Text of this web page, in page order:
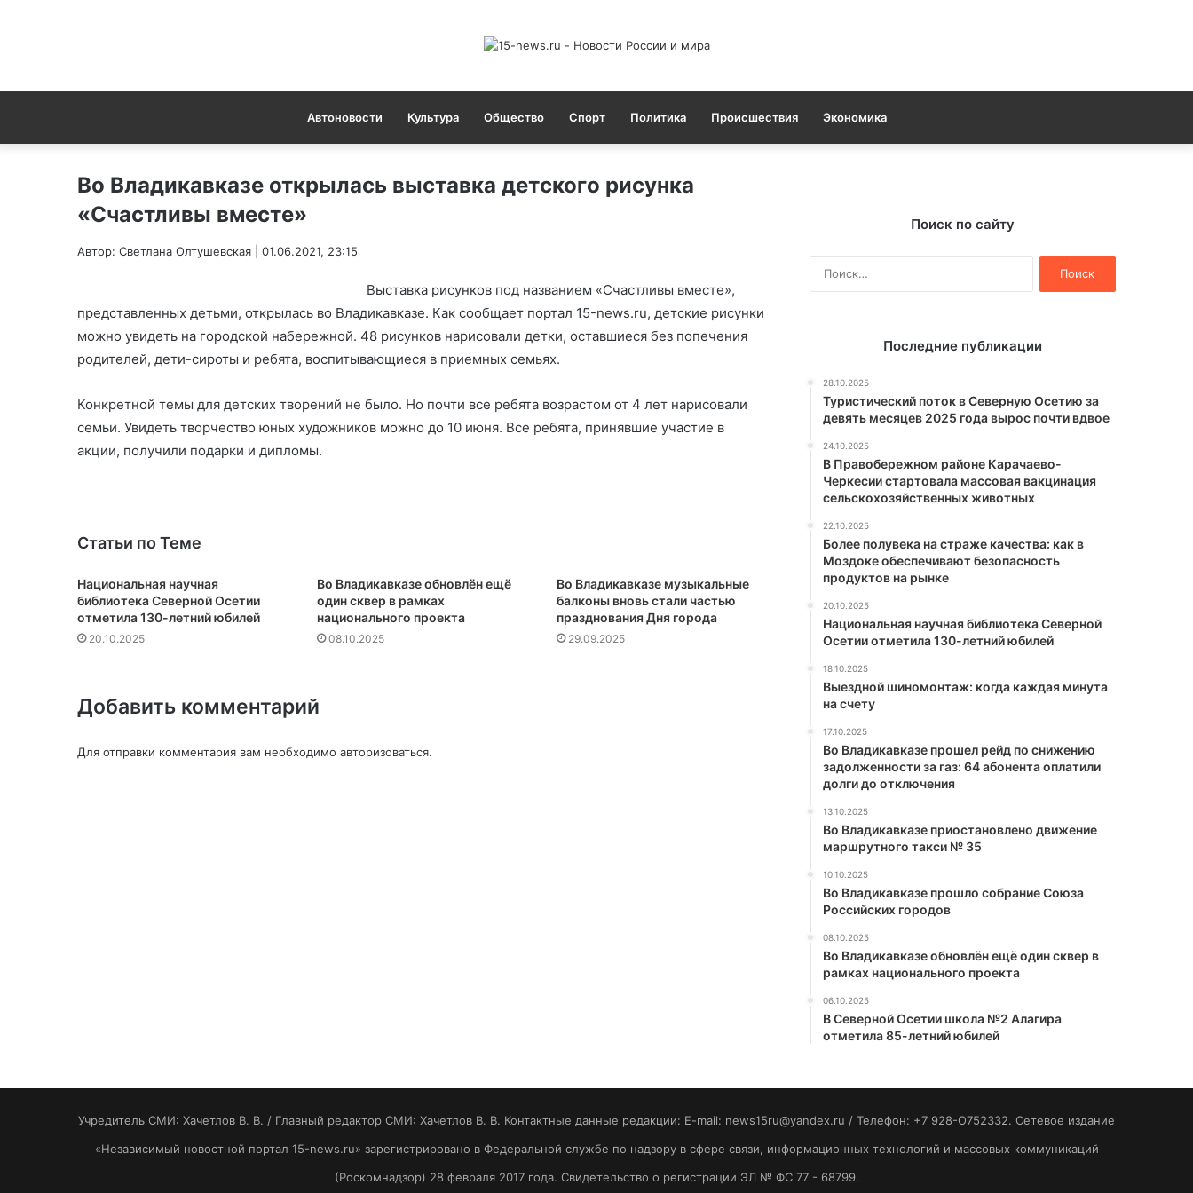
Автоновости Культура Общество Спорт Политика Происшествия Экономика
Во Владикавказе открылась выставка детского рисунка
«Счастливы вместе»
Автор: Светлана Олтушевская | 01.06.2021, 23:15
Выставка рисунков под названием «Счастливы вместе»,
представленных детьми, открылась во Владикавказе. Как сообщает портал 15-news.ru, детские рисунки
можно увидеть на городской набережной. 48 рисунков нарисовали детки, оставшиеся без попечения
родителей, дети-сироты и ребята, воспитывающиеся в приемных семьях.
Конкретной темы для детских творений не было. Но почти все ребята возрастом от 4 лет нарисовали
семьи. Увидеть творчество юных художников можно до 10 июня. Все ребята, принявшие участие в
акции, получили подарки и дипломы.
Статьи по Теме
Национальная научная
библиотека Северной Осетии
отметила 130-летний юбилей
20.10.2025
Во Владикавказе обновлён ещё
один сквер в рамках
национального проекта
08.10.2025
Во Владикавказе музыкальные
балконы вновь стали частью
празднования Дня города
29.09.2025
Добавить комментарий
Для отправки комментария вам необходимо авторизоваться.
Поиск по сайту
Последние публикации
28.10.2025
Туристический поток в Северную Осетию за
девять месяцев 2025 года вырос почти вдвое
24.10.2025
В Правобережном районе Карачаево-
Черкесии стартовала массовая вакцинация
сельскохозяйственных животных
22.10.2025
Более полувека на страже качества: как в
Моздоке обеспечивают безопасность
продуктов на рынке
20.10.2025
Национальная научная библиотека Северной
Осетии отметила 130-летний юбилей
18.10.2025
Выездной шиномонтаж: когда каждая минута
на счету
17.10.2025
Во Владикавказе прошел рейд по снижению
задолженности за газ: 64 абонента оплатили
долги до отключения
13.10.2025
Во Владикавказе приостановлено движение
маршрутного такси № 35
10.10.2025
Во Владикавказе прошло собрание Союза
Российских городов
08.10.2025
Во Владикавказе обновлён ещё один сквер в
рамках национального проекта
06.10.2025
В Северной Осетии школа №2 Алагира
отметила 85-летний юбилей
Учредитель СМИ: Хaчeтлoв B. B. / Главный редактор СМИ: Хaчeтлoв B. B. Контактные данные редакции: E-mail: news15ru@yandex.ru / Телефон: +7 928-O752332. Сетевое издание
«Независимый новостной портал 15-news.ru» зарегистрировано в Федеральной службе по надзору в сфере связи, информационных технологий и массовых коммуникаций
(Роскомнадзор) 28 февраля 2017 года. Свидетельство о регистрации ЭЛ № ФС 77 - 68799.